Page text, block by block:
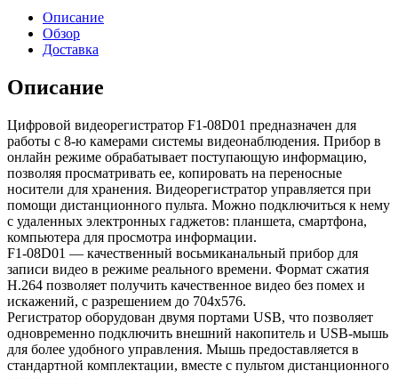
Описание
Обзор
Доставка
Описание
Цифровой видеорегистратор F1-08D01 предназначен для
работы с 8-ю камерами системы видеонаблюдения. Прибор в
онлайн режиме обрабатывает поступающую информацию,
позволяя просматривать ее, копировать на переносные
носители для хранения. Видеорегистратор управляется при
помощи дистанционного пульта. Можно подключиться к нему
с удаленных электронных гаджетов: планшета, смартфона,
компьютера для просмотра информации.
F1-08D01 — качественный восьмиканальный прибор для
записи видео в режиме реального времени. Формат сжатия
H.264 позволяет получить качественное видео без помех и
искажений, с разрешением до 704х576.
Регистратор оборудован двумя портами USB, что позволяет
одновременно подключить внешний накопитель и USB-мышь
для более удобного управления. Мышь предоставляется в
стандартной комплектации, вместе с пультом дистанционного